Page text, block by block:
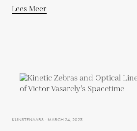
Lees Meer
KUNSTENAARS - MARCH 24, 2023